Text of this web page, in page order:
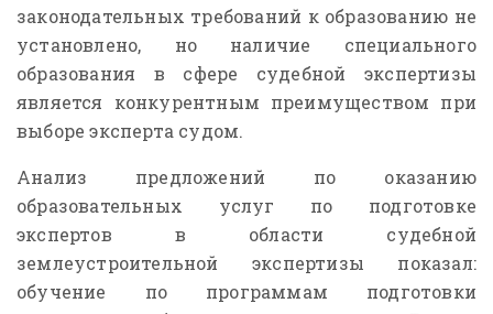
законодательных требований к образованию не
установлено, но наличие специального
образования в сфере судебной экспертизы
является конкурентным преимуществом при
выборе эксперта судом.
Анализ предложений по оказанию
образовательных услуг по подготовке
экспертов в области судебной
землеустроительной экспертизы показал:
обучение по программам подготовки